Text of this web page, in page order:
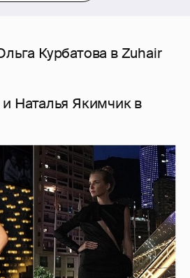
Курбатова в Zuhair
Наталья Якимчик в